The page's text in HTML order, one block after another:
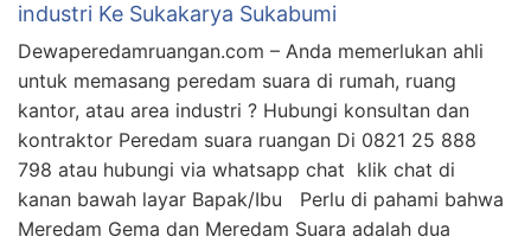
industri Ke Sukakarya Sukabumi
Dewaperedamruangan.com – Anda memerlukan ahli
untuk memasang peredam suara di rumah, ruang
kantor, atau area industri ? Hubungi konsultan dan
kontraktor Peredam suara ruangan Di 0821 25 888
798 atau hubungi via whatsapp chat klik chat di
kanan bawah layar Bapak/Ibu Perlu di pahami bahwa
Meredam Gema dan Meredam Suara adalah dua